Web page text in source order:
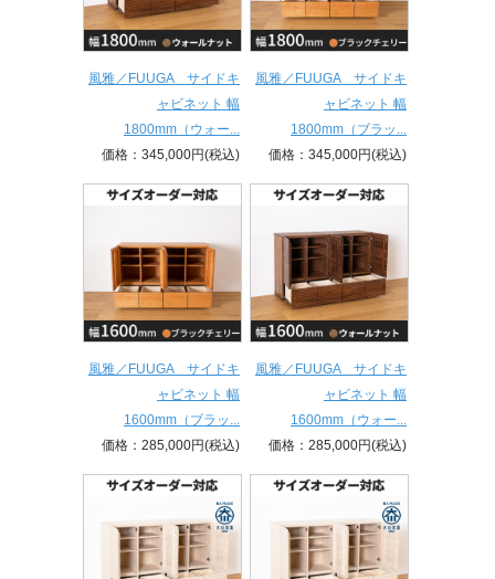
風雅／FUUGA サイドキ
ャビネット 幅
1800mm（ウォー...
価格：345,000円(税込)
風雅／FUUGA サイドキ
ャビネット 幅
1800mm（ブラッ...
価格：345,000円(税込)
風雅／FUUGA サイドキ
ャビネット 幅
1600mm（ブラッ...
価格：285,000円(税込)
風雅／FUUGA サイドキ
ャビネット 幅
1600mm（ウォー...
価格：285,000円(税込)